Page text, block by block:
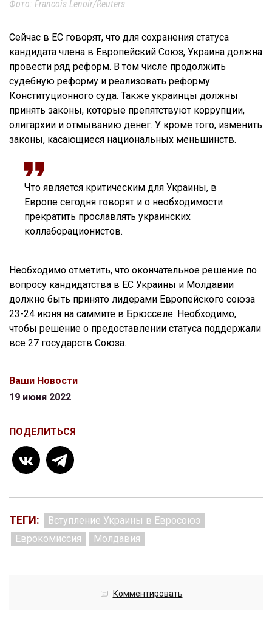
Фото: Francois Lenoir/Reuters
Сейчас в ЕС говорят, что для сохранения статуса
кандидата члена в Европейский Союз, Украина должна
провести ряд реформ. В том числе продолжить
судебную реформу и реализовать реформу
Конституционного суда. Также украинцы должны
принять законы, которые препятствуют коррупции,
олигархии и отмыванию денег. У кроме того, изменить
законы, касающиеся национальных меньшинств.
Что является критическим для Украины, в
Европе сегодня говорят и о необходимости
прекратить прославлять украинских
коллаборационистов.
Необходимо отметить, что окончательное решение по
вопросу кандидатства в ЕС Украины и Молдавии
должно быть принято лидерами Европейского союза
23-24 июня на саммите в Брюсселе. Необходимо,
чтобы решение о предоставлении статуса поддержали
все 27 государств Союза.
Ваши Новости
19 июня 2022
ПОДЕЛИТЬСЯ
ТЕГИ:
Вступление Украины в Евросоюз
Еврокомиссия
Молдавия
Комментировать